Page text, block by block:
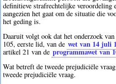
definitieve strafrechtelijke veroordeling
aangezien het gaat om de situatie die
het geding is.
Daaruit volgt ook dat het onderzoek
105, eerste lid, van de wet van 14 juli
artikel 21 van de programmawet van
Wat betreft de tweede prejudiciële
tweede prejudiciële vraag.